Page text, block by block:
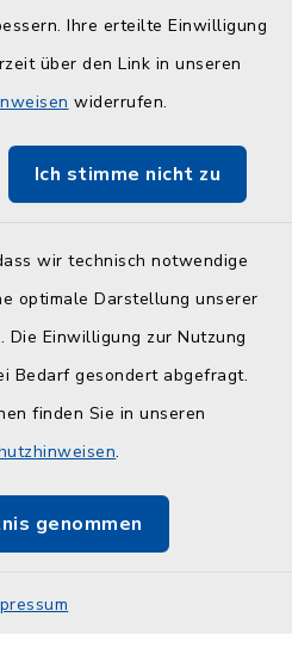
Ihre erteilte Einwilligung
über den Link in unseren
widerrufen.
Ich stimme nicht zu
wir technisch notwendige
optimale Darstellung unserer
Die Einwilligung zur Nutzung
Bedarf gesondert abgefragt.
finden Sie in unseren
.
genommen